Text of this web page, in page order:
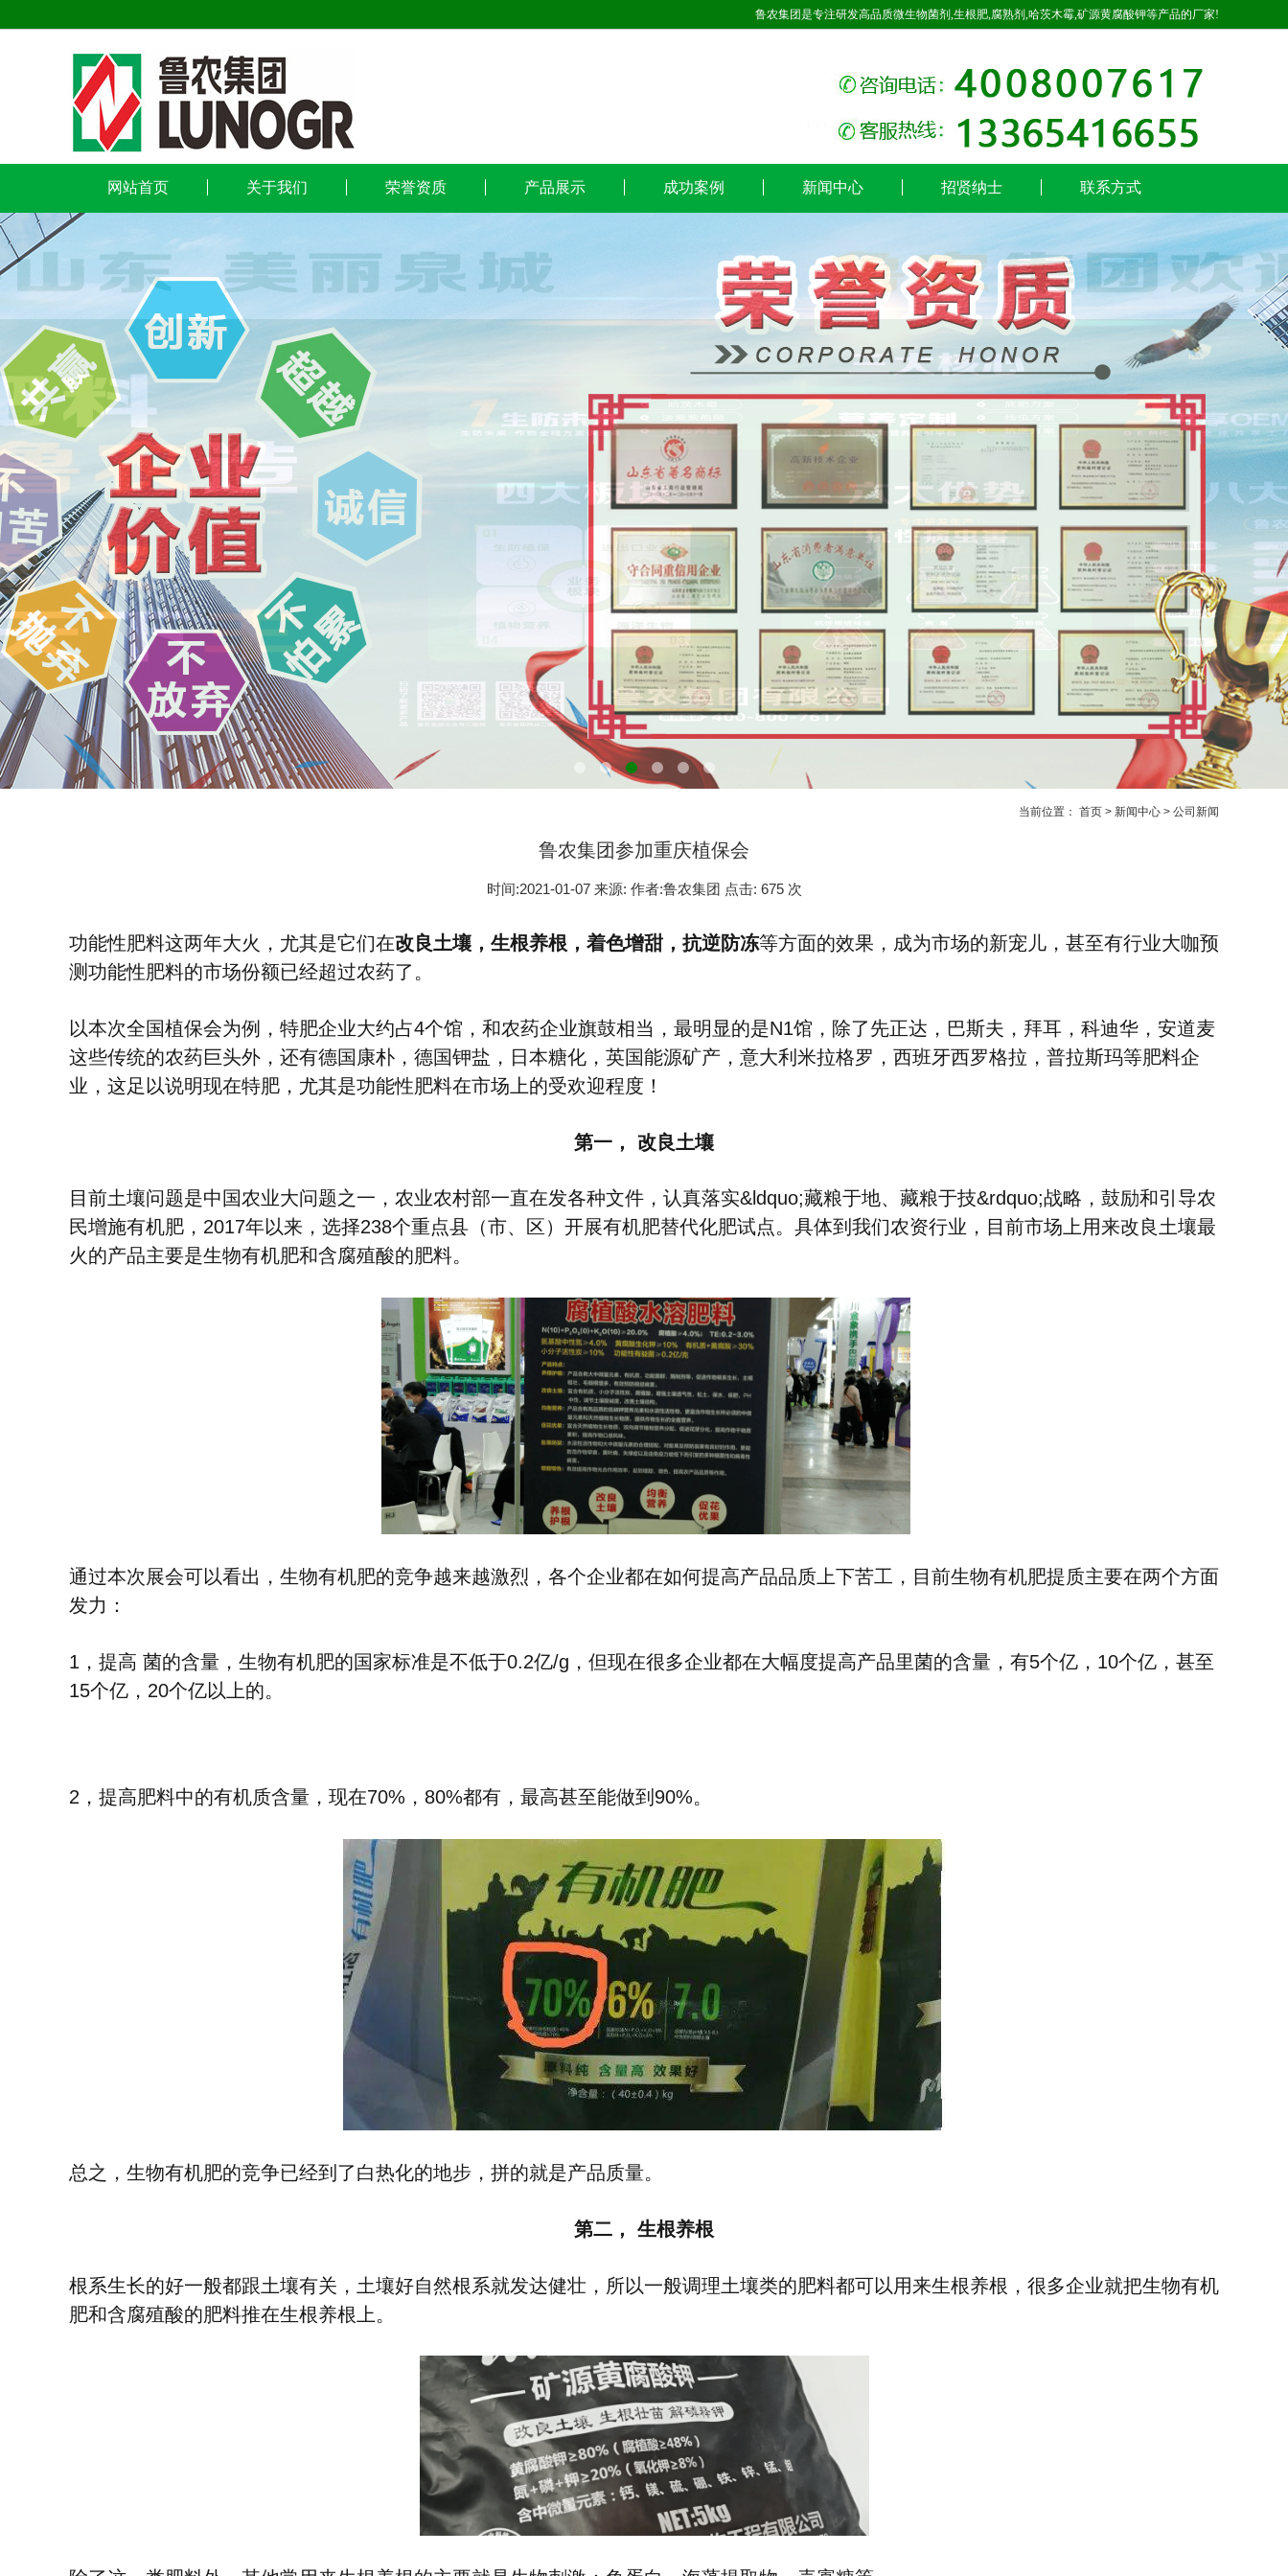
鲁农集团是专注研发高品质微生物菌剂,生根肥,腐熟剂,哈茨木霉,矿源黄腐酸钾等产品的厂家!
网站首页 关于我们 荣誉资质 产品展示 成功案例 新闻中心 招贤纳士 联系方式
当前位置： 首页 > 新闻中心 > 公司新闻
鲁农集团参加重庆植保会
时间:2021-01-07 来源: 作者:鲁农集团 点击: 675 次
功能性肥料这两年大火，尤其是它们在改良土壤，生根养根，着色增甜，抗逆防冻等方面的效果，成为市场的新宠儿，甚至有行业大咖预
测功能性肥料的市场份额已经超过农药了。
以本次全国植保会为例，特肥企业大约占4个馆，和农药企业旗鼓相当，最明显的是N1馆，除了先正达，巴斯夫，拜耳，科迪华，安道麦
这些传统的农药巨头外，还有德国康朴，德国钾盐，日本糖化，英国能源矿产，意大利米拉格罗，西班牙西罗格拉，普拉斯玛等肥料企
业，这足以说明现在特肥，尤其是功能性肥料在市场上的受欢迎程度！
第一， 改良土壤
目前土壤问题是中国农业大问题之一，农业农村部一直在发各种文件，认真落实&ldquo;藏粮于地、藏粮于技&rdquo;战略，鼓励和引导农
民增施有机肥， 2017年以来，选择238个重点县（市、区）开展有机肥替代化肥试点。具体到我们农资行业， 目前市场上用来改良土壤最
火的产品主要是生物有机肥和含腐殖酸的肥料。
通过本次展会可以看出，生物有机肥的竞争越来越激烈，各个企业都在如何提高产品品质上下苦工，目前生物有机肥提质主要在两个方面
发力：
1，提高 菌的含量，生物有机肥的国家标准是不低于0.2亿/g ，但现在很多企业都在大幅度提高产品里菌的含量，有5个亿，10个亿，甚至
15个亿，20个亿以上的。
2，提高肥料中的有机质含量，现在70%，80%都有，最高甚至能做到90%。
总之，生物有机肥的竞争已经到了白热化的地步，拼的就是产品质量。
第二， 生根养根
根系生长的好一般都跟土壤有关，土壤好自然根系就发达健壮，所以一般调理土壤类的肥料都可以用来生根养根，很多企业就把生物有机
肥和含腐殖酸的肥料推在生根养根上。